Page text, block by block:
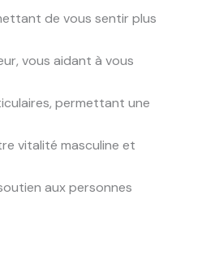
de vous sentir plus
vous aidant à vous
permettant une
vitalité masculine et
aux personnes